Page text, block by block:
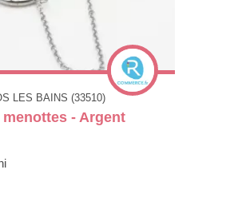
LES BAINS (33510)
- Argent